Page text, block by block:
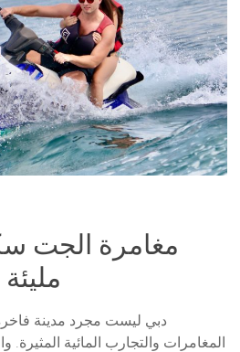
مغامرة الجت
دبي ليست مجرد مدينة
المغامرات والتجارب المائية المثيرة.